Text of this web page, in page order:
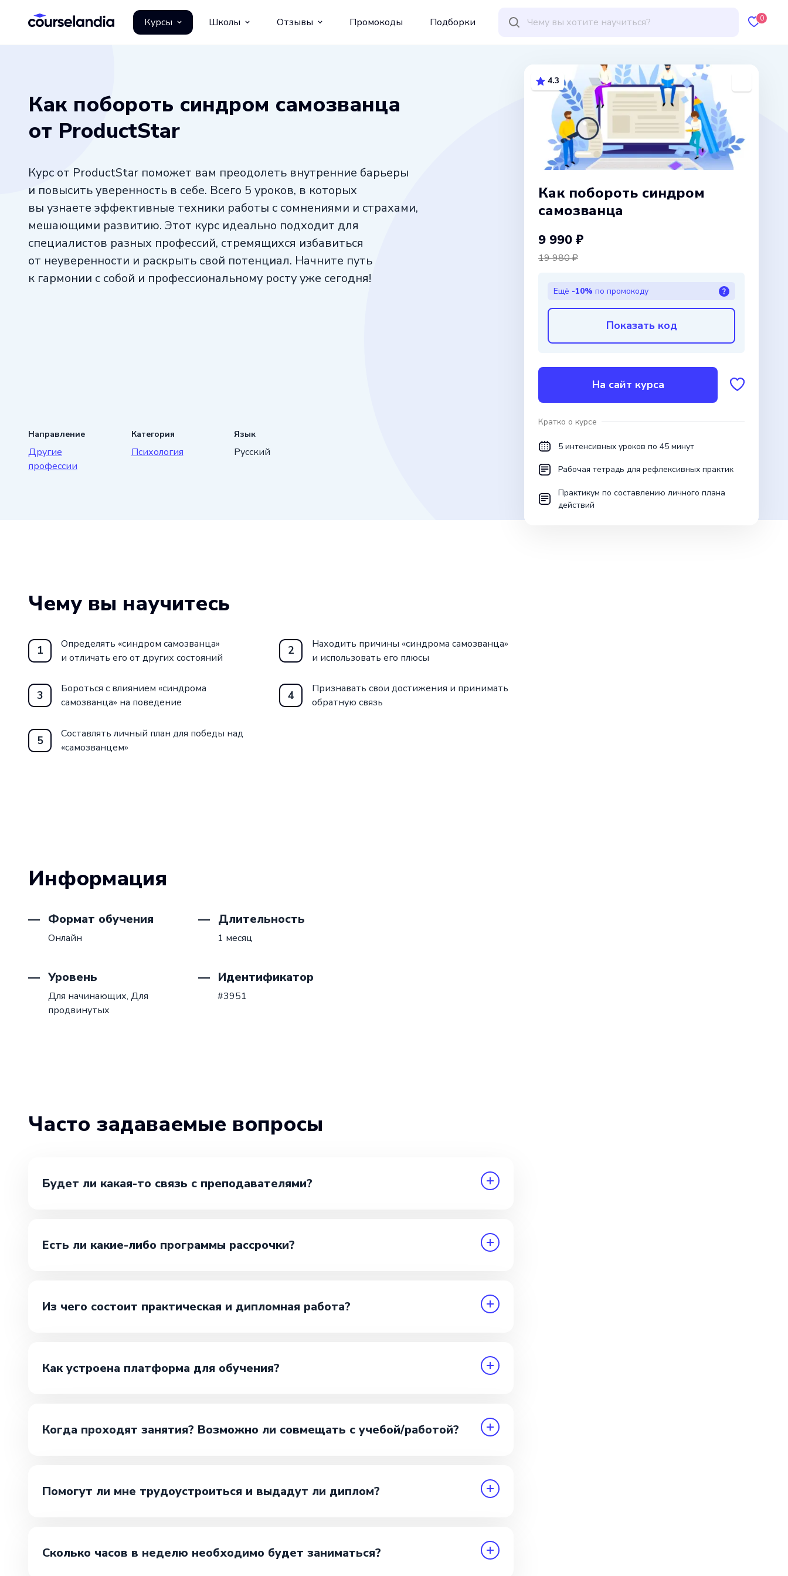
Курсы Школы Отзывы Промокоды Подборки 0
Как побороть синдром самозванца
от ProductStar
Курс от ProductStar поможет вам преодолеть внутренние барьеры
и повысить уверенность в себе. Всего 5 уроков, в которых
вы узнаете эффективные техники работы с сомнениями и страхами,
мешающими развитию. Этот курс идеально подходит для
специалистов разных профессий, стремящихся избавиться
от неуверенности и раскрыть свой потенциал. Начните путь
к гармонии с собой и профессиональному росту уже сегодня!
Направление
Другие
профессии
Категория
Психология
Язык
Русский
4.3
Как побороть синдром
самозванца
9 990 ₽
19 980 ₽
Ещё -10% по промокоду ?
Показать код
На сайт курса
Кратко о курсе
5 интенсивных уроков по 45 минут
Рабочая тетрадь для рефлексивных практик
Практикум по составлению личного плана
действий
Чему вы научитесь
1
Определять «синдром самозванца»
и отличать его от других состояний
2
Находить причины «синдрома самозванца»
и использовать его плюсы
3
Бороться с влиянием «синдрома
самозванца» на поведение
4
Признавать свои достижения и принимать
обратную связь
5
Составлять личный план для победы над
«самозванцем»
Информация
Формат обучения
Онлайн
Длительность
1 месяц
Уровень
Для начинающих, Для
продвинутых
Идентификатор
#3951
Часто задаваемые вопросы
Будет ли какая-то связь с преподавателями?
Есть ли какие-либо программы рассрочки?
Из чего состоит практическая и дипломная работа?
Как устроена платформа для обучения?
Когда проходят занятия? Возможно ли совмещать с учебой/работой?
Помогут ли мне трудоустроиться и выдадут ли диплом?
Сколько часов в неделю необходимо будет заниматься?